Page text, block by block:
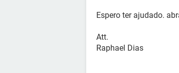
Espero ter ajudado.
Att.
Raphael Dias